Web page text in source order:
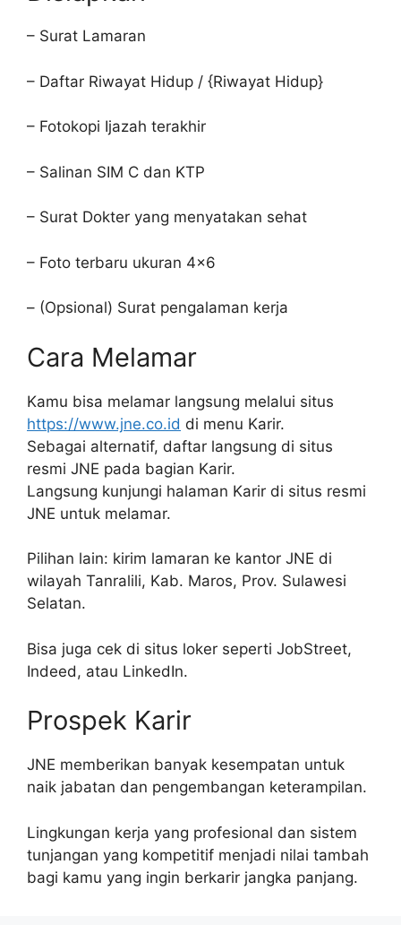
– Surat Lamaran
– Daftar Riwayat Hidup / {Riwayat Hidup}
– Fotokopi Ijazah terakhir
– Salinan SIM C dan KTP
– Surat Dokter yang menyatakan sehat
– Foto terbaru ukuran 4×6
– (Opsional) Surat pengalaman kerja
Cara Melamar
Kamu bisa melamar langsung melalui situs
https://www.jne.co.id di menu Karir.
Sebagai alternatif, daftar langsung di situs
resmi JNE pada bagian Karir.
Langsung kunjungi halaman Karir di situs resmi
JNE untuk melamar.
Pilihan lain: kirim lamaran ke kantor JNE di
wilayah Tanralili, Kab. Maros, Prov. Sulawesi
Selatan.
Bisa juga cek di situs loker seperti JobStreet,
Indeed, atau LinkedIn.
Prospek Karir
JNE memberikan banyak kesempatan untuk
naik jabatan dan pengembangan keterampilan.
Lingkungan kerja yang profesional dan sistem
tunjangan yang kompetitif menjadi nilai tambah
bagi kamu yang ingin berkarir jangka panjang.